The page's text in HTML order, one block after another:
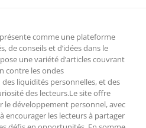
comme une plateforme
de conseils et d’idées dans le
une variété d’articles couvrant
contre les ondes
liquidités personnelles, et des
des lecteurs.Le site offre
le développement personnel, avec
encourager les lecteurs à partager